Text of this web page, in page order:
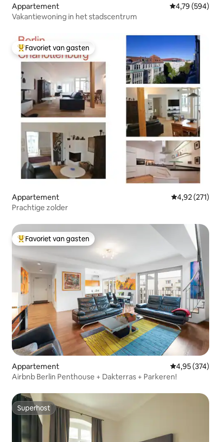
Appartement Gemiddelde
4,79 (594)
Vakantiewoning in het stadscentrum
Topfavoriet van gasten
Favoriet van gasten
Appartement Gemiddelde
4,92 (271)
Prachtige zolder
Topfavoriet van gasten
Favoriet van gasten
Appartement Gemiddelde
4,95 (374)
Airbnb Berlin Penthouse + Dakterras + Parkeren!
Superhost
Superhost